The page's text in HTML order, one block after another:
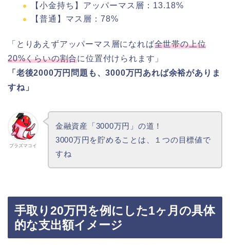
【小金持ち】アッパーマス層：13.18%
【普通】マス層：78%
「とりあえずアッパーマス層になれば全世帯の上位
20%くらいの割合に位置付けられます」
「老後2000万円問題も、3000万円あれば余裕がありま
すね」
プラズマコイ
金融資産「3000万円」の道！
3000万円を貯めることは、１つの目標値で
すね
手取り20万円を例にした1ヶ月の具体
的な支出額イメージ